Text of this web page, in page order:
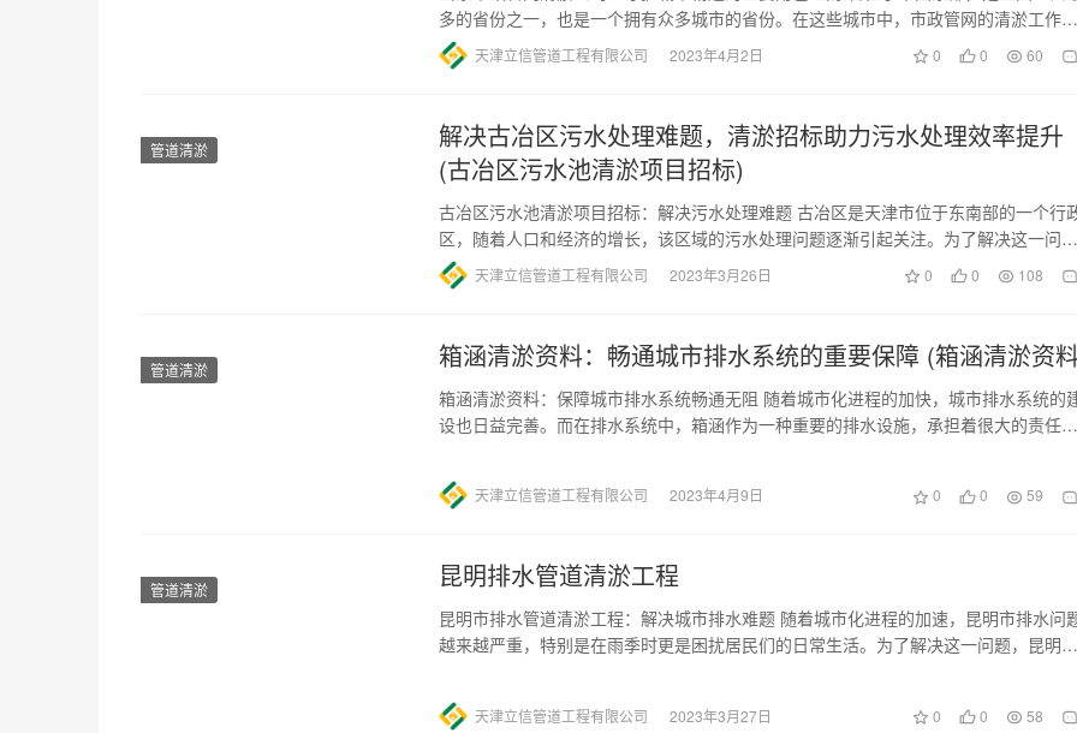
多的省份之一，也是一个拥有众多城市的省份。在这些城市中，市政管网的清淤工作尤
为重要，因为它关系到城市的…
天津立信管道工程有限公司 2023年4月2日 0 0 60
管道清淤
解决古冶区污水处理难题，清淤招标助力污水处理效率提升
(古冶区污水池清淤项目招标)
古冶区污水池清淤项目招标：解决污水处理难题 古冶区是天津市位于东南部的一个行
区，随着人口和经济的增长，该区域的污水处理问题逐渐引起关注。为了解决这一问
题，古冶区计划进行污水池清淤…
天津立信管道工程有限公司 2023年3月26日 0 0 108
管道清淤 箱涵清淤资料：畅通城市排水系统的重要保障 (箱涵清淤资
箱涵清淤资料：保障城市排水系统畅通无阻 随着城市化进程的加快，城市排水系统的
设也日益完善。而在排水系统中，箱涵作为一种重要的排水设施，承担着很大的责任。
天津立信管道工程有限公司 2023年4月9日 0 0 59
管道清淤 昆明排水管道清淤工程
昆明市排水管道清淤工程：解决城市排水难题 随着城市化进程的加速，昆明市排水问
越来越严重，特别是在雨季时更是困扰居民们的日常生活。为了解决这一问题，昆明市
天津立信管道工程有限公司 2023年3月27日 0 0 58